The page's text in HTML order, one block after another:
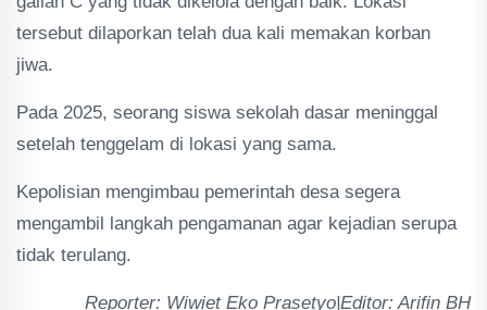
tersebut dilaporkan telah dua kali memakan korban
jiwa.
Pada 2025, seorang siswa sekolah dasar meninggal
setelah tenggelam di lokasi yang sama.
Kepolisian mengimbau pemerintah desa segera
mengambil langkah pengamanan agar kejadian serupa
tidak terulang.
Reporter: Wiwiet Eko Prasetyo|Editor: Arifin BH